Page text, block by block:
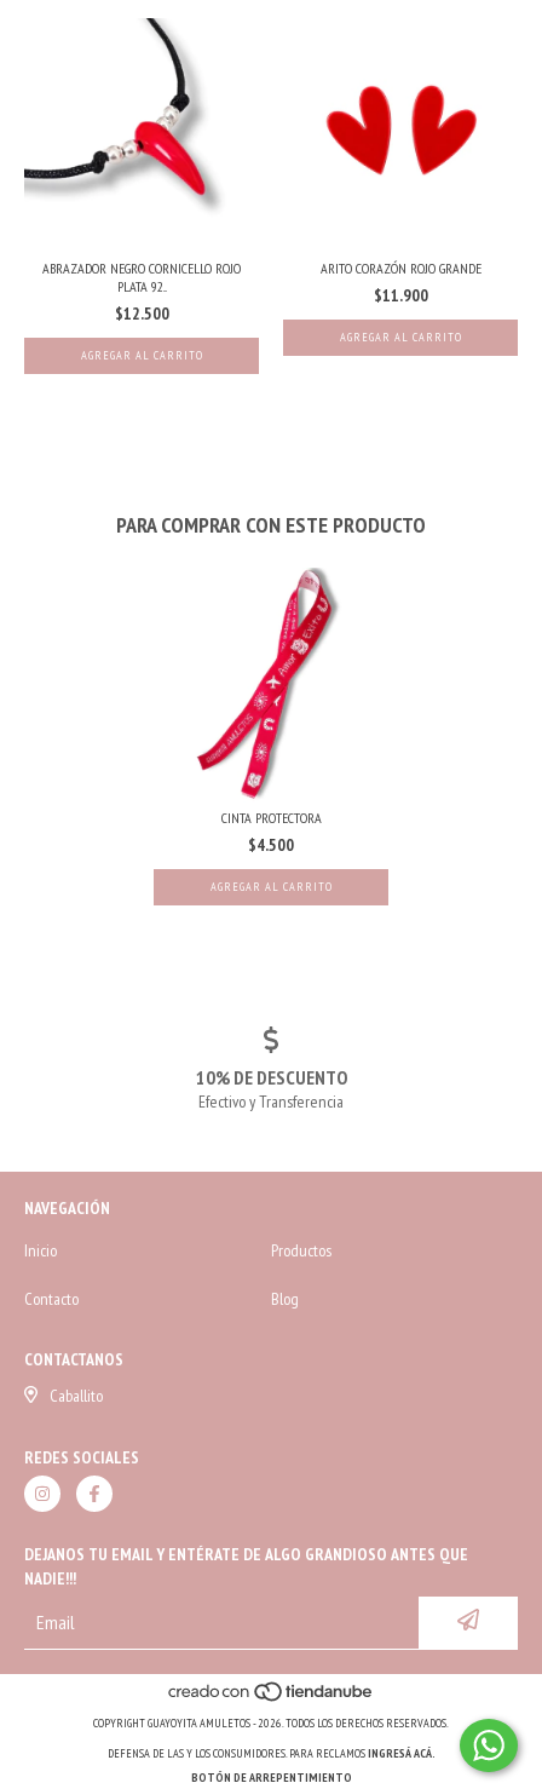
ABRAZADOR NEGRO CORNICELLO ROJO
PLATA 92...
$12.500
ARITO CORAZÓN ROJO GRANDE
$11.900
PARA COMPRAR CON ESTE PRODUCTO
CINTA PROTECTORA
$4.500
10% DE DESCUENTO
Efectivo y Transferencia
NAVEGACIÓN
Inicio
Productos
Contacto Blog
CONTACTANOS
Caballito
REDES SOCIALES
DEJANOS TU EMAIL Y ENTÉRATE DE ALGO GRANDIOSO ANTES QUE
NADIE!!!
COPYRIGHT GUAYOYITA AMULETOS - 2026. TODOS LOS DERECHOS RESERVADOS.
DEFENSA DE LAS Y LOS CONSUMIDORES. PARA RECLAMOSINGRESÁ ACÁ.
BOTÓN DE ARREPENTIMIENTO